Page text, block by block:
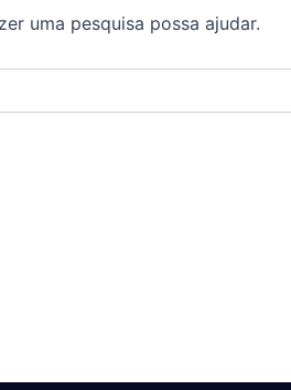
uma pesquisa possa ajudar.